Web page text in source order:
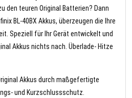
den teuren Original Batterien? Dann
BL-40BX Akkus, überzeugen die Ihre
Speziell für Ihr Gerät entwickelt und
Akkus nichts nach. Überlade- Hitze
Akkus durch maßgefertigte
und Kurzschlussschutz.